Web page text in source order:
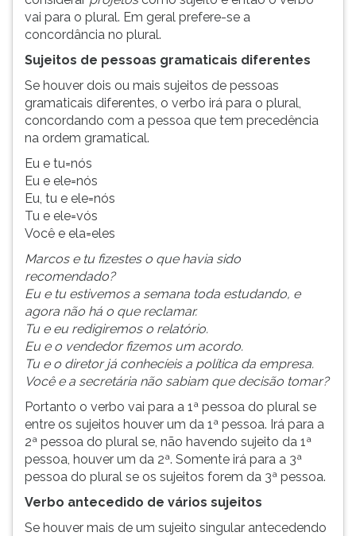
vai para o plural. Em geral prefere-se a
concordância no plural.
Sujeitos de pessoas gramaticais diferentes
Se houver dois ou mais sujeitos de pessoas
gramaticais diferentes, o verbo irá para o plural,
concordando com a pessoa que tem precedência
na ordem gramatical.
Eu e tu=nós
Eu e ele=nós
Eu, tu e ele=nós
Tu e ele=vós
Você e ela=eles
Marcos e tu fizestes o que havia sido
recomendado?
Eu e tu estivemos a semana toda estudando, e
agora não há o que reclamar.
Tu e eu redigiremos o relatório.
Eu e o vendedor fizemos um acordo.
Tu e o diretor já conhecíeis a política da empresa.
Você e a secretária não sabiam que decisão tomar?
Portanto o verbo vai para a 1ª pessoa do plural se
entre os sujeitos houver um da 1ª pessoa. Irá para a
2ª pessoa do plural se, não havendo sujeito da 1ª
pessoa, houver um da 2ª. Somente irá para a 3ª
pessoa do plural se os sujeitos forem da 3ª pessoa.
Verbo antecedido de vários sujeitos
Se houver mais de um sujeito singular antecedendo